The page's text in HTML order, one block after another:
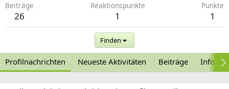
Beiträge
26
Reaktionspunkte
1
Punkte
1
Finden
Profilnachrichten Neueste Aktivitäten Beiträge